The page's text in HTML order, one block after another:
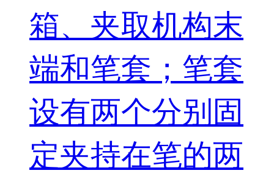
箱、夹取机构末
端和笔套；笔套
设有两个分别固
定夹持在笔的两